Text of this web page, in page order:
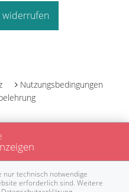
widerrufen
Nutzungsbedingungen
technisch notwendige
erforderlich sind. Weitere